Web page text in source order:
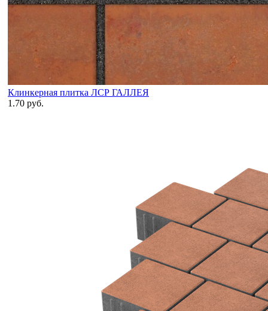
Клинкерная плитка ЛСР ГАЛЛЕЯ
1.70 руб.